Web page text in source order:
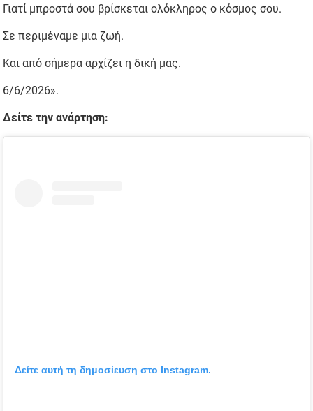
Γιατί μπροστά σου βρίσκεται ολόκληρος ο κόσμος σου.
Σε περιμέναμε μια ζωή.
Και από σήμερα αρχίζει η δική μας.
6/6/2026».
Δείτε την ανάρτηση:
Δείτε αυτή τη δημοσίευση στο Instagram.